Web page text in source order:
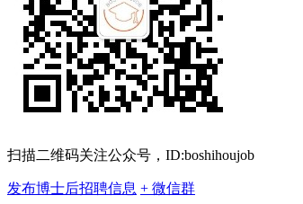
扫描二维码关注公众号，ID:boshihoujob
发布博士后招聘信息 + 微信群